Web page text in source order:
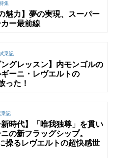
集
魅力】夢の実現、スーパー
ー最前線
乗記
ングレッスン】内モンゴルの
ーニ・レヴエルトの
った！
乗記
新時代】「唯我独尊」を貫い
の新フラッグシップ。
操るレヴエルトの超快感世